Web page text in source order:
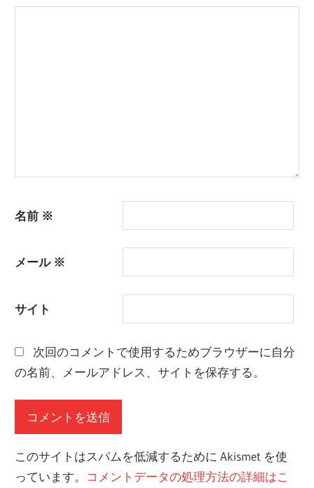
名前 ※
メール ※
サイト
次回のコメントで使用するためブラウザーに自分
の名前、メールアドレス、サイトを保存する。
このサイトはスパムを低減するために Akismet を使
っています。 コメントデータの処理方法の詳細はこ